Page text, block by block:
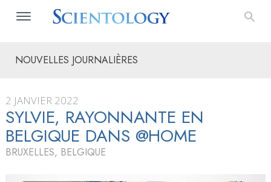
NOUVELLES JOURNALIÈRES
2 JANVIER 2022
SYLVIE, RAYONNANTE EN
BELGIQUE DANS @HOME
BRUXELLES, BELGIQUE